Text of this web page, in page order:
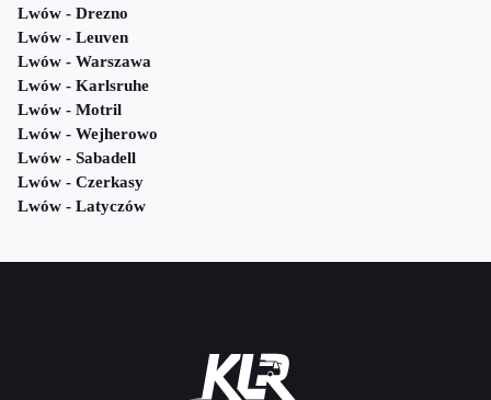
Lwów - Drezno
Lwów - Leuven
Lwów - Warszawa
Lwów - Karlsruhe
Lwów - Motril
Lwów - Wejherowo
Lwów - Sabadell
Lwów - Czerkasy
Lwów - Latyczów